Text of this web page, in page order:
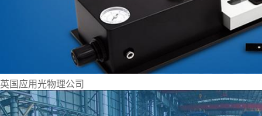
英国应用光物理公司